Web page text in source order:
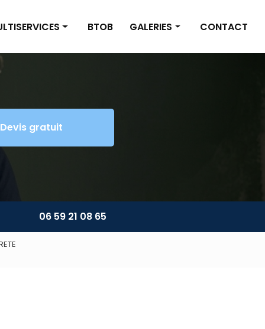
maçonnerie
extérieur
BTOB GALERIES CONTACT
Devis gratuit
06 59 21 08 65